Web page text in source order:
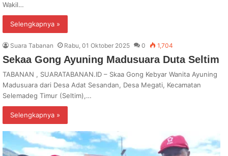
Wakil…
Selengkapnya »
Suara Tabanan Rabu, 01 Oktober 2025 0 1,704
Sekaa Gong Ayuning Madusuara Duta Seltim
TABANAN , SUARATABANAN.ID – Skaa Gong Kebyar Wanita Ayuning
Madusuara dari Desa Adat Sesandan, Desa Megati, Kecamatan
Selemadeg Timur (Seltim),…
Selengkapnya »